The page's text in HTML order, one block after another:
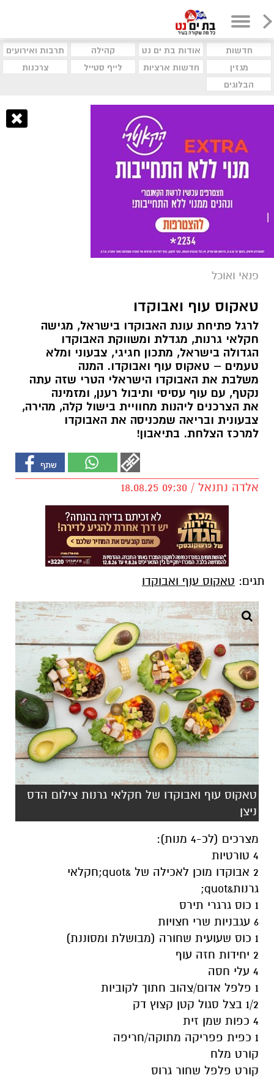
חדשות אודות בת ים נט קהילה
תרבות ואירועים
מגזין
חדשות ארציות לייף סטייל
צרכנות
הבלוגים
פנאי ואוכל
טאקוס עוף ואבוקדו
לרגל פתיחת עונת האבוקדו בישראל, מגישה
חקלאי גרנות, מגדלת ומשווקת האבוקדו
הגדולה בישראל, מתכון חגיגי, צבעוני ומלא
טעמים – טאקוס עוף ואבוקדו. המנה
משלבת את האבוקדו הישראלי הטרי שזה עתה
נקטף, עם עוף עסיסי ותיבול רענן, ומזמינה
את הצרכנים ליהנות מחוויית בישול קלה, מהירה,
צבעונית ובריאה שמכניסה את האבוקדו
למרכז הצלחת. בתיאבון!
אלדה נתנאל / 09:30 18.08.25
תגים: טאקוס עוף ואבוקדו
טאקוס עוף ואבוקדו של חקלאי גרנות צילום הדס
ניצן
מצרכים (לכ-4 מנות):
4 טורטיות
2 אבוקדו מוכן לאכילה של &quot;חקלאי
גרנות&quot;
1 כוס גרגרי תירס
6 עגבניות שרי חצויות
1 כוס שעועית שחורה (מבושלת ומסוננת)
2 יחידות חזה עוף
4 עלי חסה
1 פלפל אדום/צהוב חתוך לקוביות
1/2 בצל סגול קטן קצוץ דק
4 כפות שמן זית
1 כפית פפריקה מתוקה/חריפה
קורט מלח
קורט פלפל שחור גרוס